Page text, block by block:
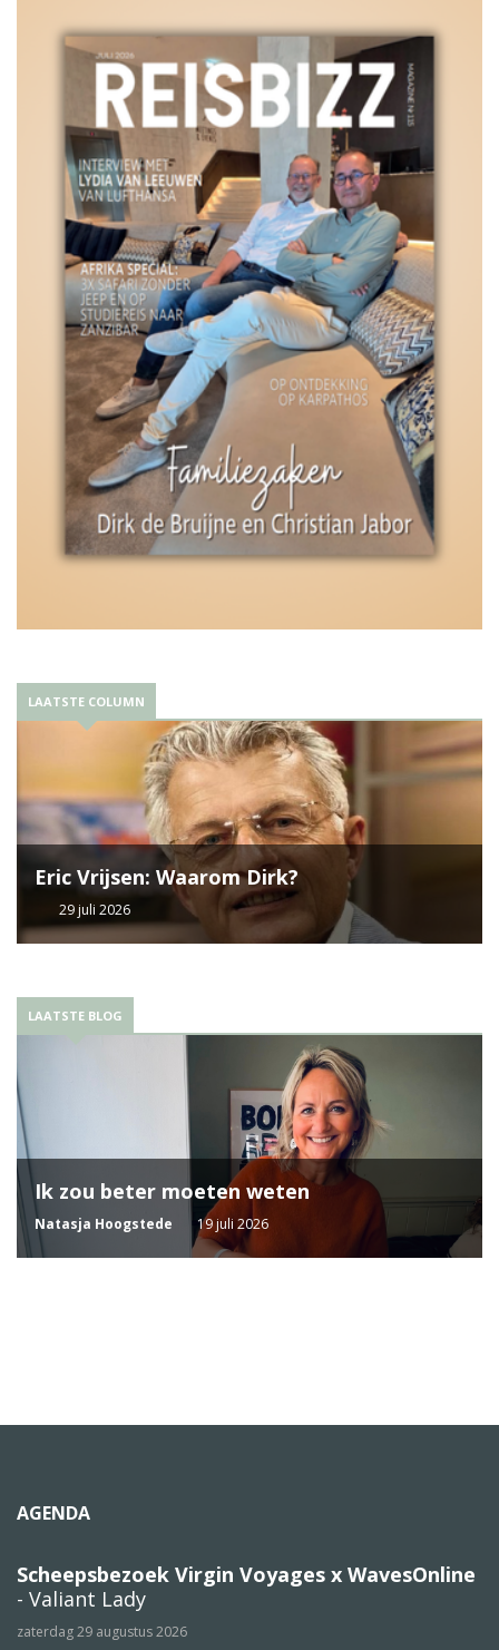
LAATSTE COLUMN
Eric Vrijsen: Waarom Dirk?
29 juli 2026
LAATSTE BLOG
Ik zou beter moeten weten
Natasja Hoogstede 19 juli 2026
AGENDA
Scheepsbezoek Virgin Voyages x WavesOnline
- Valiant Lady
zaterdag 29 augustus 2026